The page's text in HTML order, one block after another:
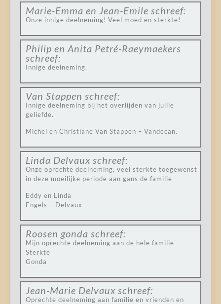
Marie-Emma en Jean-Emile schreef:
Onze innige deelneming! Veel moed en sterkte!
Philip en Anita Petré-Raeymaekers
schreef:
Innige deelneming.
Van Stappen schreef:
Innige deelneming bij het overlijden van jullie
geliefde.
Michel en Christiane Van Stappen – Vandecan.
Linda Delvaux schreef:
Onze oprechte deelneming, veel sterkte toegewenst
in deze moeilijke periode aan gans de familie
Eddy en Linda
Engels – Delvaux
Roosen gonda schreef:
Mijn oprechte deelneming aan de hele familie
Sterkte
Gonda
Jean-Marie Delvaux schreef:
Oprechte deelneming aan familie en vrienden en